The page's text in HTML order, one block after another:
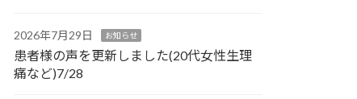
2026年7月29日 お知らせ
患者様の声を更新しました(20代女性生理
痛など)7/28